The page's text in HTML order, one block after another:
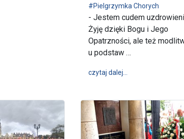
TRANSMISJA | 61. Pielgrzymka Apostolstwa Chorych -
#Pielgrzymka Chorych
- Jestem cudem
Żyję dzięki Bogu i Jego
Opatrzności, ale też
u podstaw …
czytaj dalej… wpis 61.